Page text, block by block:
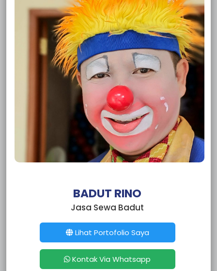
Sewa Badut Bintara Jaya
Sewa Badut Bintara
Sewa Badut Sumur Batu Bantar Gebang
Sewa Badut Cikiwul
Sewa Badut Ciketing Udik
Sewa Badut Pulo Gadung
Sewa Badut Pasar Rebo
Sewa Badut Matraman
Sewa Badut Makasar
Sewa Badut Kramat Jati
Sewa Badut Jatinegara
Sewa Badut Duren Sawit
Sewa Badut Ciracas
Sewa Badut Cipayung
Sewa Badut Setia Budi
Sewa Badut Pesanggrahan
Sewa Badut Pasar Minggu
Sewa Badut Pancoran
Sewa Badut Mampang Prapatan
Sewa Badut Kebayoran Lama
Sewa Badut Kebayoran Baru
Sewa Badut Jagakarsa
BADUT RINO
Jasa Sewa Badut
Lihat Portofolio Saya
Kontak Via Whatsapp